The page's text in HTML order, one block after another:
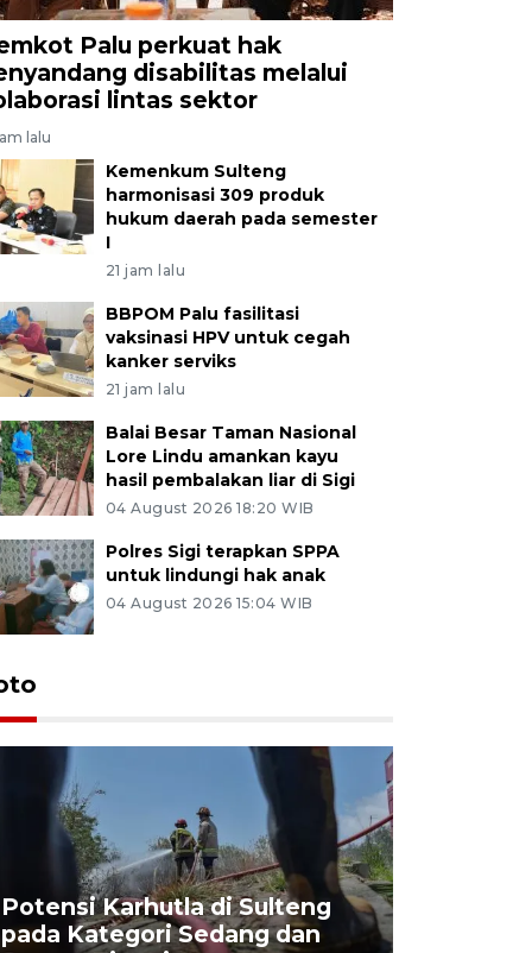
Palu perkuat hak
disabilitas melalui
lintas sektor
lalu
Kemenkum Sulteng
harmonisasi 309 produk
hukum daerah pada semester
I
21 jam lalu
BBPOM Palu fasilitasi
vaksinasi HPV untuk cegah
kanker serviks
21 jam lalu
Balai Besar Taman Nasional
Lore Lindu amankan kayu
hasil pembalakan liar di Sigi
04 August 2026 18:20 WIB
Polres Sigi terapkan SPPA
untuk lindungi hak anak
04 August 2026 15:04 WIB
Potensi Karhutla di Sulteng
pada Kategori Sedang dan